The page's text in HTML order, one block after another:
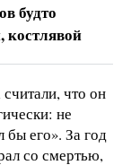
будто
костлявой
что он
не
бы его». За год
со смертью,